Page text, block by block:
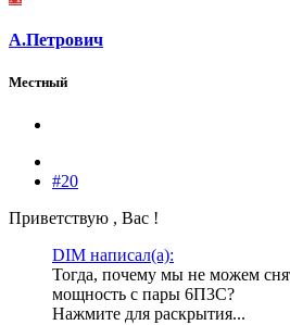
А.Петрович
Местный
#20
Приветствую , Вас !
DIM написал(а):
Тогда, почему мы не можем
мощность с пары 6П3С?
Нажмите для раскрытия...